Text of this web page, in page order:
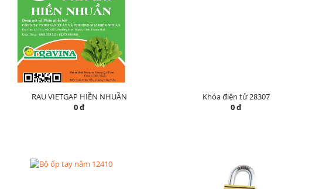
RAU VIETGAP HIỀN NHUẦN
0 đ
Khóa điện tử 28307
0 đ